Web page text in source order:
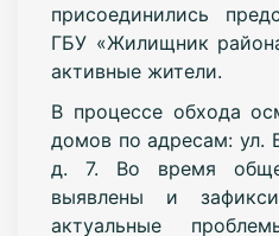
присоединились
ГБУ «Жилищник
активные жители.
В процессе обхода
домов по адресам: ул.
д. 7. Во время
выявлены и
актуальные